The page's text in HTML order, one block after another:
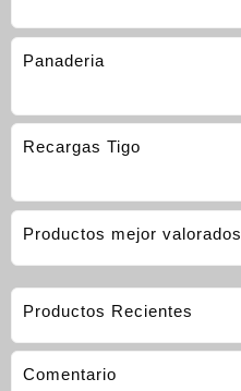
Panaderia
Recargas Tigo
Productos mejor valorados
Productos Recientes
Comentario